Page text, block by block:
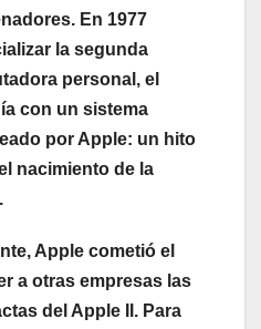
En 1977
la segunda
personal, el
con un sistema
por Apple: un hito
nacimiento de la
Apple cometió el
a otras empresas las
del Apple II. Para